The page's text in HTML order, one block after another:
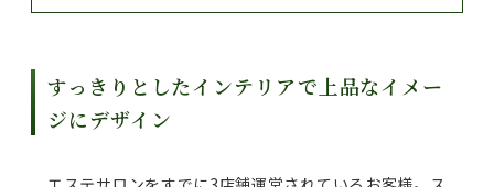
すっきりとしたインテリアで上品なイメー
ジにデザイン